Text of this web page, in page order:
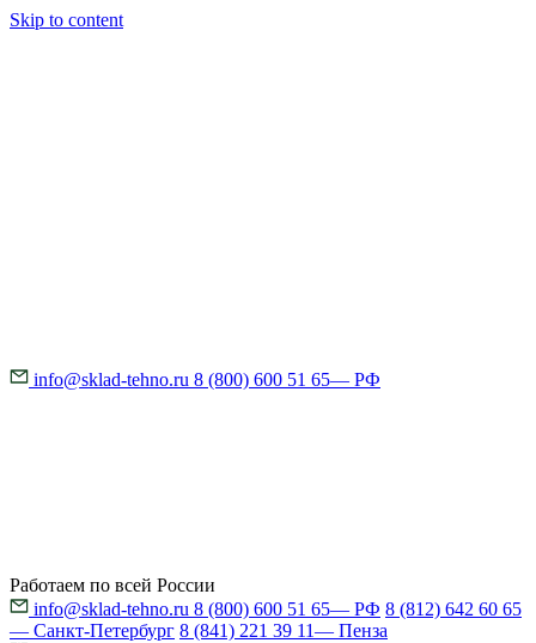
Skip to content
info@sklad-tehno.ru 8 (800) 600 51 65— РФ
Работаем по всей России
info@sklad-tehno.ru 8 (800) 600 51 65— РФ 8 (812) 642 60 65
— Санкт-Петербург 8 (841) 221 39 11— Пенза